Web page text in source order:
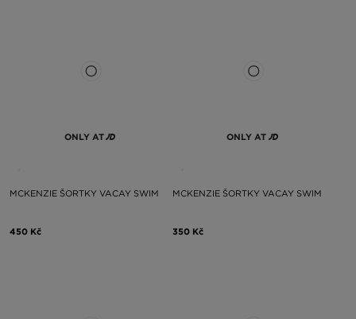
ONLY AT
MCKENZIE ŠORTKY VACAY SWIM
450 Kč
ONLY AT
MCKENZIE ŠORTKY VACAY SWIM
350 Kč